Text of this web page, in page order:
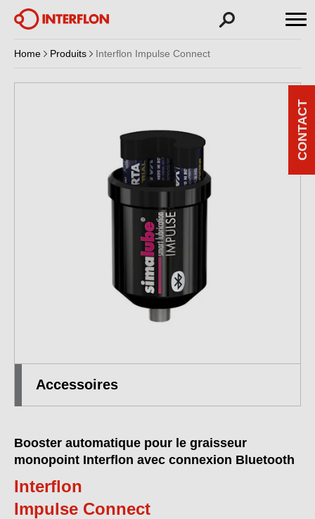
Home Produits Interflon Impulse Connect
Accessoires
Booster automatique pour le graisseur
monopoint Interflon avec connexion Bluetooth
Interflon
Impulse Connect
CONTACT